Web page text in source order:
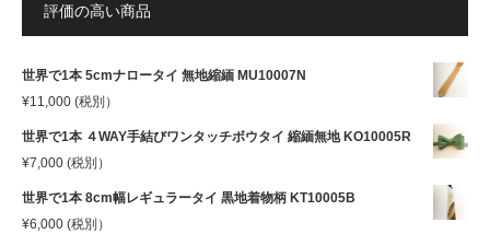
評価の高い商品
世界で1本 5cmナロータイ 無地縮緬 MU10007N
¥11,000 (税別）
世界で1本 ４WAY手結びワンタッチボウタイ 縮緬無地 KO10005R
¥7,000 (税別）
世界で1本 8cm幅レギュラータイ 黒地着物柄 KT10005B
¥6,000 (税別）